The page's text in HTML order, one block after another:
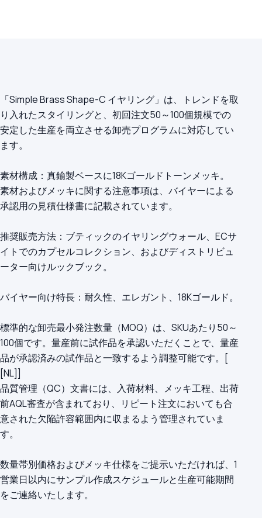
「Simple Brass Shape-C イヤリング」は、トレンドを取
り入れたスタイリングと、初回注文50～100個規模での
安定した生産を両立させる卸売プログラムに対応してい
ます。
素材構成：真鍮製ベースに18Kゴールドトーンメッキ。
素材およびメッキに関する注意事項は、バイヤーによる
承認用の見積仕様書に記載されています。
推奨販売方法：ブティックのイヤリングウォール、ECサ
イトでのカプセルコレクション、およびディストリビュ
ーター向けルックブック。
バイヤー向け特長：耐久性、エレガント、18Kゴールド。
標準的な卸売最小発注数量（MOQ）は、SKUあたり50～
100個です。量産前に試作品を承認いただくことで、量産
品が承認済みの試作品と一致するよう調整可能です。[
[NL]]
品質管理（QC）文書には、入荷材料、メッキ工程、出荷
前AQL審査が含まれており、リピート注文においても合
意された欠陥許容範囲内に収まるよう管理されていま
す。
数量帯別価格およびメッキ仕様をご提示いただければ、1
営業日以内にサンプル作成スケジュールと生産可能期間
をご連絡いたします。